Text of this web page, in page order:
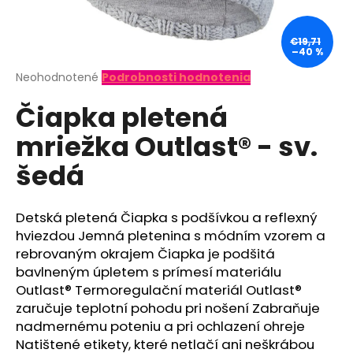
Priemerné
produktu
je
5
hviezdičiek.
Neohodnotené Podrobnosti hodnotenia
Čiapka pletená
mriežka Outlast® - sv.
šedá
Detská pletená Čiapka s podšívkou a reflexný
hviezdou Jemná pletenina s módním vzorem a
rebrovaným okrajem Čiapka je podšitá
bavlneným úpletem s prímesí materiálu
Outlast® Termoregulační materiál Outlast®
zaručuje teplotní pohodu pri nošení Zabraňuje
nadmernému poteniu a pri ochlazení ohreje
Natištené etikety, které netlačí ani neškrábou
€19,71
–40 %
ť
?
O
d
p
o
r
ú